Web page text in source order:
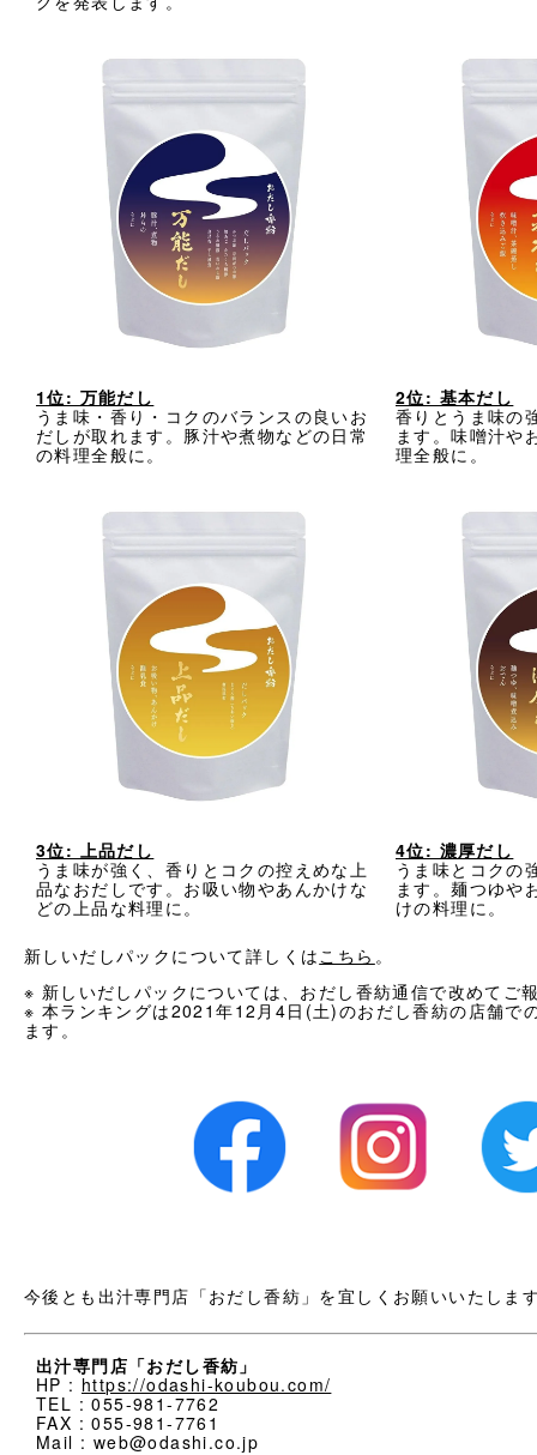
1位: 万能だし
うま味・香り・コクのバランスの良いお
だしが取れます。豚汁や煮物などの日常
の料理全般に。
2位: 基本だし
香りとうま味の
ます。味噌汁や
理全般に。
3位: 上品だし
うま味が強く、香りとコクの控えめな上
品なおだしです。お吸い物やあんかけな
どの上品な料理に。
4位: 濃厚だし
うま味とコクの
ます。麺つゆや
けの料理に。
新しいだしパックについて詳しくは こちら 。
※ 新しいだしパックについては、おだし香紡通信で改めてご
※ 本ランキングは2021年12月4日(土)のおだし香紡の店舗で
ます。
今後とも出汁専門店「おだし香紡」を宜しくお願いいたしま
出汁専門店「おだし香紡」
HP : https://odashi-koubou.com/
TEL : 055-981-7762
FAX : 055-981-7761
Mail : web@odashi.co.jp